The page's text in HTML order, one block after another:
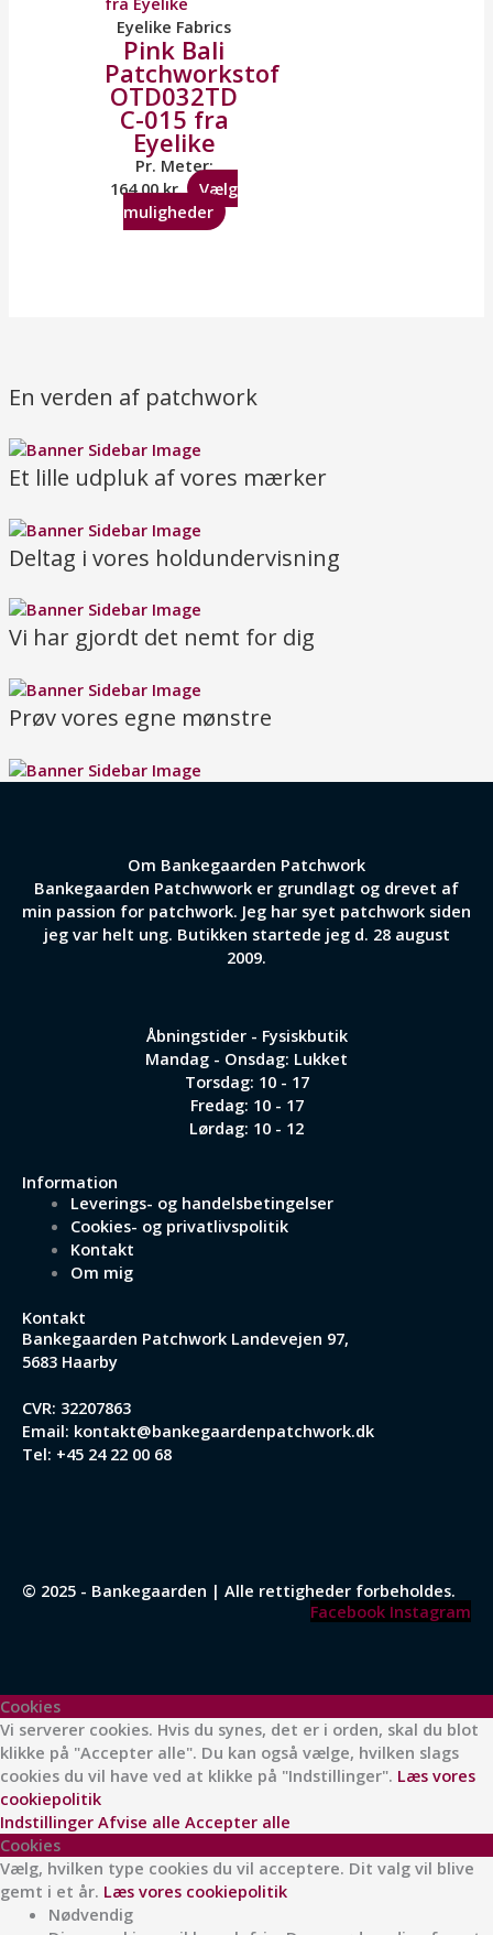
Eyelike Fabrics
Pink Bali
Patchworkstof
OTD032TD
C-015 fra
Eyelike
Pr. Meter:
164,00kr.
Vælg
muligheder
En verden af patchwork
Et lille udpluk af vores mærker
Deltag i vores holdundervisning
Vi har gjordt det nemt for dig
Prøv vores egne mønstre
Om Bankegaarden Patchwork
Bankegaarden Patchwwork er grundlagt og drevet af
min passion for patchwork. Jeg har syet patchwork siden
jeg var helt ung. Butikken startede jeg d. 28 august
2009.
Åbningstider - Fysiskbutik
Mandag - Onsdag: Lukket
Torsdag: 10 - 17
Fredag: 10 - 17
Lørdag: 10 - 12
Information
Leverings- og handelsbetingelser
Cookies- og privatlivspolitik
Kontakt
Om mig
Kontakt
Bankegaarden Patchwork Landevejen 97,
5683 Haarby
CVR: 32207863
Email: kontakt@bankegaardenpatchwork.dk
Tel: +45 24 22 00 68
© 2025 - Bankegaarden | Alle rettigheder forbeholdes.
Facebook Instagram
Cookies
Vi serverer cookies. Hvis du synes, det er i orden, skal du blot
klikke på "Accepter alle". Du kan også vælge, hvilken slags
cookies du vil have ved at klikke på "Indstillinger". Læs vores
cookiepolitik
Indstillinger Afvise alle Accepter alle
Cookies
Vælg, hvilken type cookies du vil acceptere. Dit valg vil blive
gemt i et år. Læs vores cookiepolitik
Nødvendig